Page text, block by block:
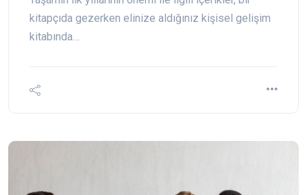
kitapçıda gezerken elinize aldığınız kişisel gelişim
kitabında…